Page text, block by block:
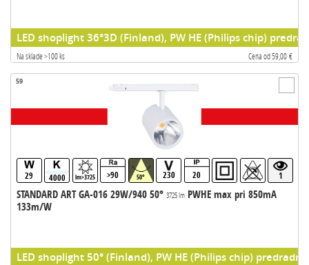
LED shoplight 36°3D (Finland), PW HE (Philips chip)
Na sklade >100 ks Cena od 59,00 €
59
29 4000 lm>3725 >90 50° 230 20 1
STANDARD ART GA-016 29W/940 50° 3725 lmPWHE max pri 850mA
133m/W
LED shoplight 50° (Finland), PW HE (Philips chip)